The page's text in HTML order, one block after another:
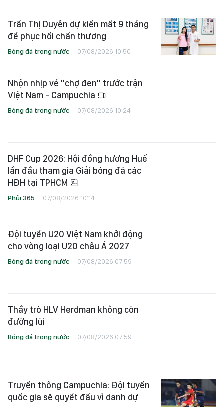
Trần Thị Duyên dự kiến mất 9 tháng
để phục hồi chấn thương
Bóng đá trong nước 07/08/2026 10:50
Nhộn nhịp vé "chợ đen" trước trận
Việt Nam - Campuchia
Bóng đá trong nước 07/08/2026 10:24
lần đầu tham gia Giải bóng đá các
HĐH tại TPHCM
Phủi 365 07/08/2026 10:14
Bóng đá trong nước 07/08/2026 07:59
quốc gia sẽ quyết đấu vì danh dự
HLV Kim Sang-sik tung “hỏa mù”
trước trận gặp Campuchia